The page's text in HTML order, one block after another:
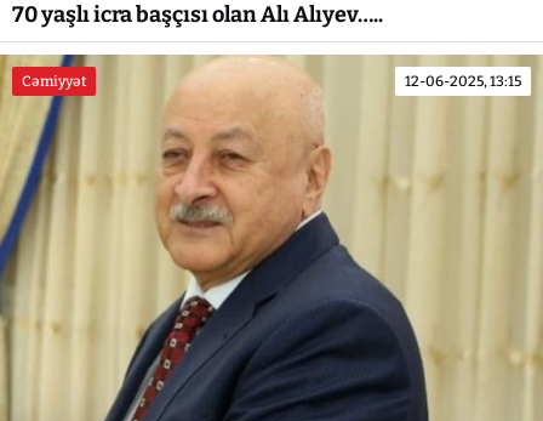
70 yaşlı icra başçısı olan Alı Alıyev…..
Cəmiyyət 12-06-2025, 13:15